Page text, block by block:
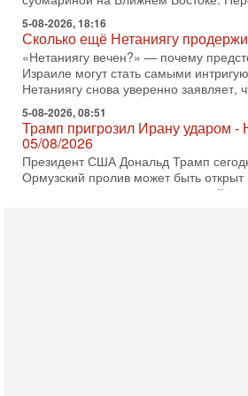
5-08-2026, 18:16
Сколько ещё Нетаниягу
«Нетаниягу вечен?» — почему
Израиле могут стать самыми
Нетаниягу снова уверенно заявляет,
5-08-2026, 08:51
Трамп пригрозил Ирану ударом
05/08/2026
Президент США Дональд Трамп
Ормузский пролив может быть
его словам, если этого не